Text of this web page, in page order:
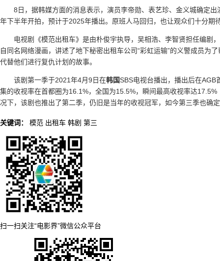
8日，据韩媒方面的消息表示，演员李帝勋、表艺珍、金义城确定
年下半年开拍，预计于2025年播出。原班人马回归，也让观众们十分期
电视剧《模范出租车》是由朴俊宇执导，吴相浩、李智贤担任编剧
自同名网络漫画，讲述了地下秘密出租车公司“彩虹运输”的义警成员为
代替他们进行复仇计划的故事。
该剧第一季于2021年4月9日在韩国SBS电视台播出，播出后在
集的收视率在首都圈为16.1%，全国为15.5%，瞬间最高收视率达
况下，该剧也推出了第二季，仍旧是当年的收视冠军，如今第三季也确
关键词： 模范 出租车 韩剧 第三
扫一扫关注“电影界”微信公众平台